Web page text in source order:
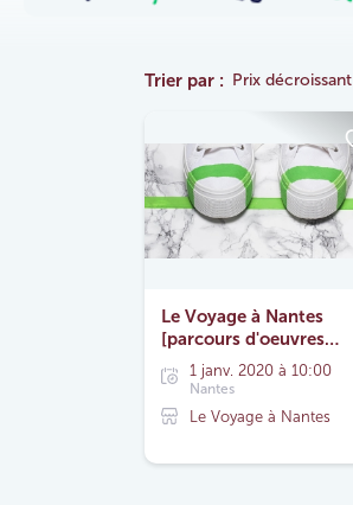
Trier par : Prix décroissant
Le Voyage à Nantes
[parcours d'oeuvres
toute l'année]
1 janv. 2020 à 10:00
Nantes
Le Voyage à Nantes